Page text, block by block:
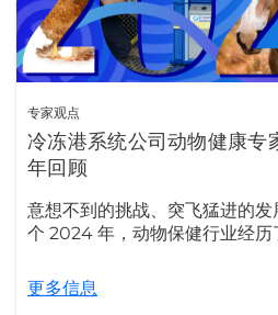
专家观点
冷冻港系统公司动物健康
年回顾
意想不到的挑战、突飞猛进的
个 2024 年，动物保健行业经历
更多信息